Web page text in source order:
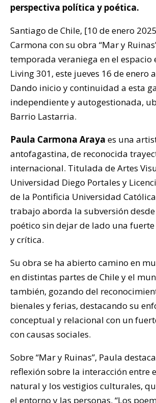
perspectiva política y poética.
Santiago de Chile, [10 de enero
Carmona con su obra “Mar y
temporada veraniega en el espacio
Living 301, este jueves 16 de enero
Dando inicio y continuidad a esta
independiente y autogestionada,
Barrio Lastarria.
Paula Carmona Araya es una
antofagastina, de reconocida
internacional. Titulada de Artes
Universidad Diego Portales y
de la Pontificia Universidad Católica
trabajo aborda la subversión
poético sin dejar de lado una
y crítica.
Su obra se ha abierto camino en
en distintas partes de Chile y el
también, gozando del
bienales y ferias, destacando su
conceptual y relacional con un
con causas sociales.
Sobre “Mar y Ruinas”, Paula
reflexión sobre la interacción entre
natural y los vestigios culturales,
el entorno y las personas. “Los